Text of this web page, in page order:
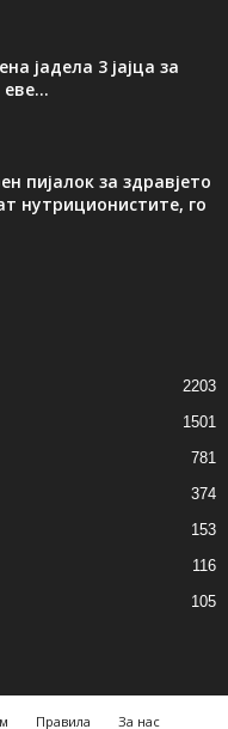
јадела 3 јајца за
еве...
пијалок за здравјето
нутриционистите, го
2203
1501
781
374
153
116
105
Правила За нас